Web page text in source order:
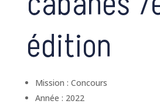
édition
Mission : Concours
Année : 2022